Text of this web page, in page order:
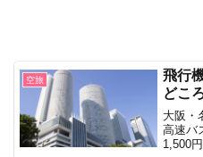
空旅
飛行
どこ
大阪・
高速バ
1,500